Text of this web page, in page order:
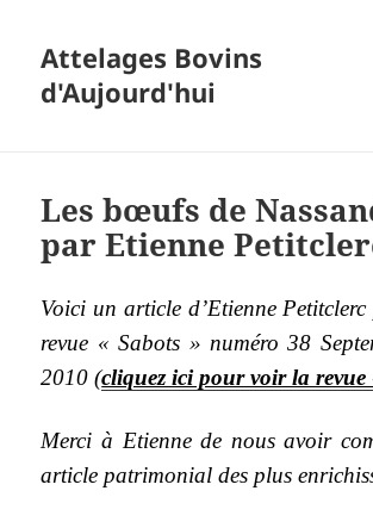
Attelages Bovins
d'Aujourd'hui
Les bœufs de
par Etienne
Voici un article d’Etienne
revue « Sabots » numéro 38
2010 (cliquez ici pour voir la revue
Merci à Etienne de nous avoir
article patrimonial des plus